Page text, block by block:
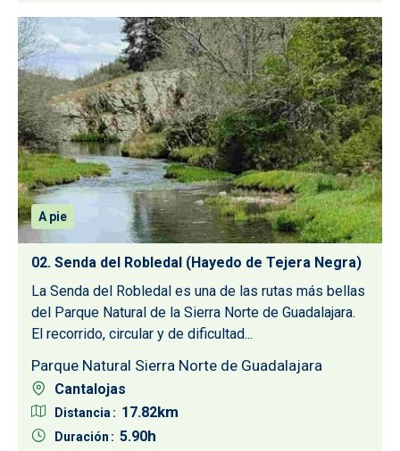
A pie
02. Senda del Robledal (Hayedo de Tejera Negra)
La Senda del Robledal es una de las rutas más bellas
del Parque Natural de la Sierra Norte de Guadalajara.
El recorrido, circular y de dificultad...
Parque Natural Sierra Norte de Guadalajara
Cantalojas
Distancia 17.82
Duración 5.90